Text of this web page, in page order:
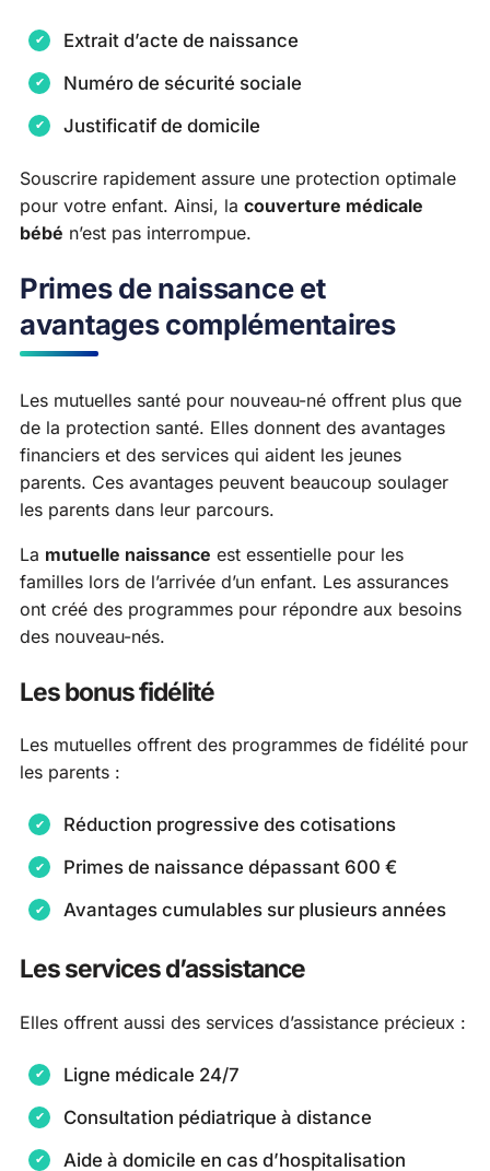
Extrait d’acte de naissance
Numéro de sécurité sociale
Justificatif de domicile
Souscrire rapidement assure une protection optimale
pour votre enfant. Ainsi, la couverture médicale
bébé n’est pas interrompue.
Primes de naissance et
avantages complémentaires
Les mutuelles santé pour nouveau-né offrent plus que
de la protection santé. Elles donnent des avantages
financiers et des services qui aident les jeunes
parents. Ces avantages peuvent beaucoup soulager
les parents dans leur parcours.
La mutuelle naissance est essentielle pour les
familles lors de l’arrivée d’un enfant. Les assurances
ont créé des programmes pour répondre aux besoins
des nouveau-nés.
Les bonus fidélité
Les mutuelles offrent des programmes de fidélité pour
les parents :
Réduction progressive des cotisations
Primes de naissance dépassant 600 €
Avantages cumulables sur plusieurs années
Les services d’assistance
Elles offrent aussi des services d’assistance précieux :
Ligne médicale 24/7
Consultation pédiatrique à distance
Aide à domicile en cas d’hospitalisation